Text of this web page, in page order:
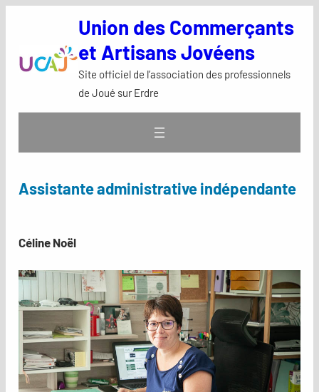
contenu
Union des Commerçants
et Artisans Jovéens
Site officiel de l’association des professionnels
de Joué sur Erdre
Assistante administrative indépendante
Céline Noël